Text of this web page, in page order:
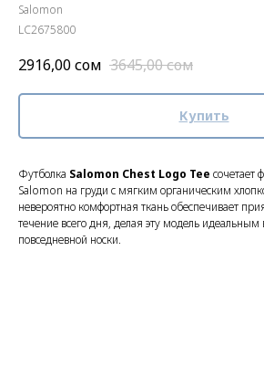
Salomon
LC2675800
2916,00сом 3645,00сом
Купить
Футболка Salomon Chest Logo Tee сочетает
Salomon на груди с мягким органическим
невероятно комфортная ткань обеспечивает
течение всего дня, делая эту модель
повседневной носки.